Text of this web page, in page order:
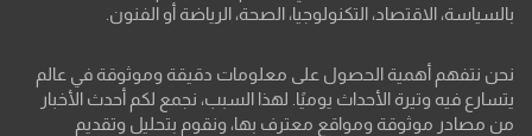
بالسياسة، الاقتصاد، التكنولوجيا، الصحة، الرياضة أو الفنون.
نحن نتفهم أهمية الحصول على معلومات دقيقة وموثوقة في عالم
يتسارع فيه وتيرة الأحداث يوميًا. لهذا السبب، نجمع لكم أحدث الأخبار
من مصادر موثوقة ومواقع معترف بها، ونقوم بتحليل وتقديم